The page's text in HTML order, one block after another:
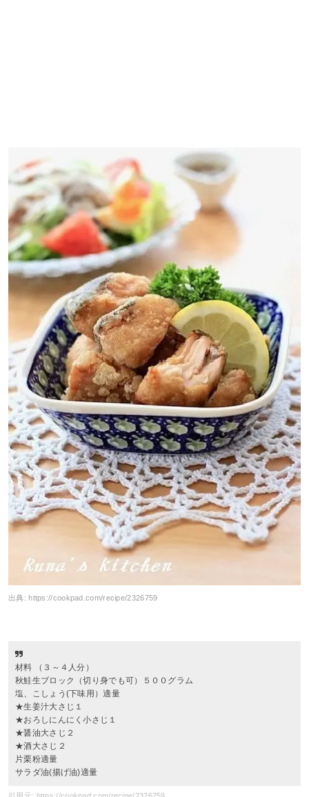
出典: https://cookpad.com/recipe/2326759
材料 （３～４人分）
秋鮭生ブロック（切り身でも可）５００グラム
塩、こしょう(下味用）適量
★生姜汁大さじ１
★おろしにんにく小さじ１
★醤油大さじ２
★酒大さじ２
片栗粉適量
サラダ油(揚げ油)適量